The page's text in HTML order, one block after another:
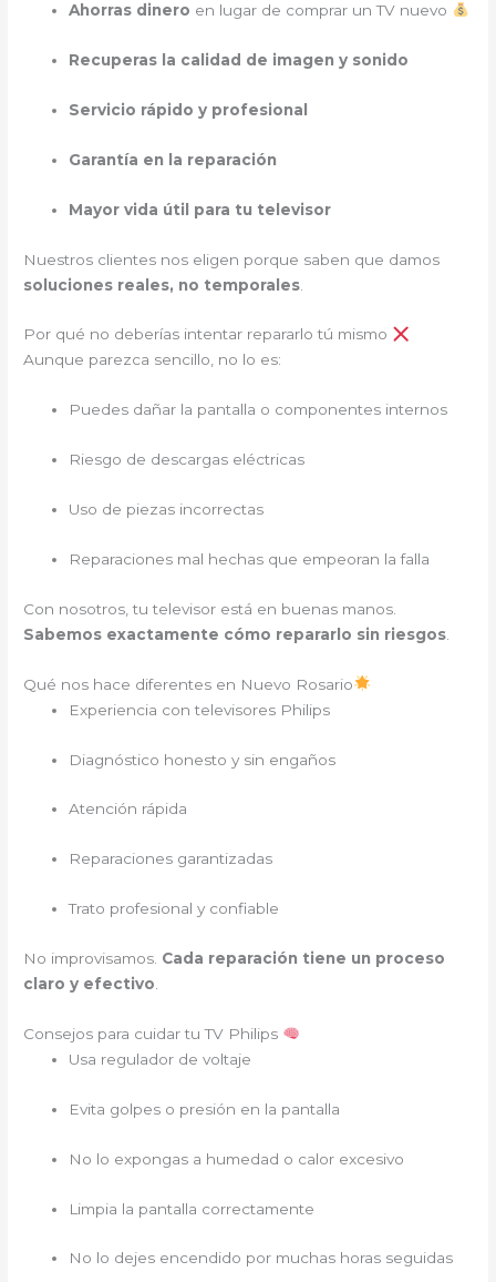
Ahorras dinero en lugar de comprar un TV nuevo
Recuperas la calidad de imagen y sonido
Servicio rápido y profesional
Garantía en la reparación
Mayor vida útil para tu televisor
Nuestros clientes nos eligen porque saben que damos
soluciones reales, no temporales
Por qué no deberías intentar repararlo tú mismo
Aunque parezca sencillo, no lo es:
Puedes dañar la pantalla o componentes internos
Riesgo de descargas eléctricas
Uso de piezas incorrectas
Reparaciones mal hechas que empeoran la falla
Con nosotros, tu televisor está en buenas manos.
Sabemos exactamente cómo repararlo sin riesgos
Qué nos hace diferentes en Nuevo Rosario
Experiencia con televisores Philips
Diagnóstico honesto y sin engaños
Atención rápida
Reparaciones garantizadas
Trato profesional y confiable
No improvisamos. Cada reparación tiene un proceso
claro y efectivo
Consejos para cuidar tu TV Philips
Usa regulador de voltaje
Evita golpes o presión en la pantalla
No lo expongas a humedad o calor excesivo
Limpia la pantalla correctamente
No lo dejes encendido por muchas horas seguidas